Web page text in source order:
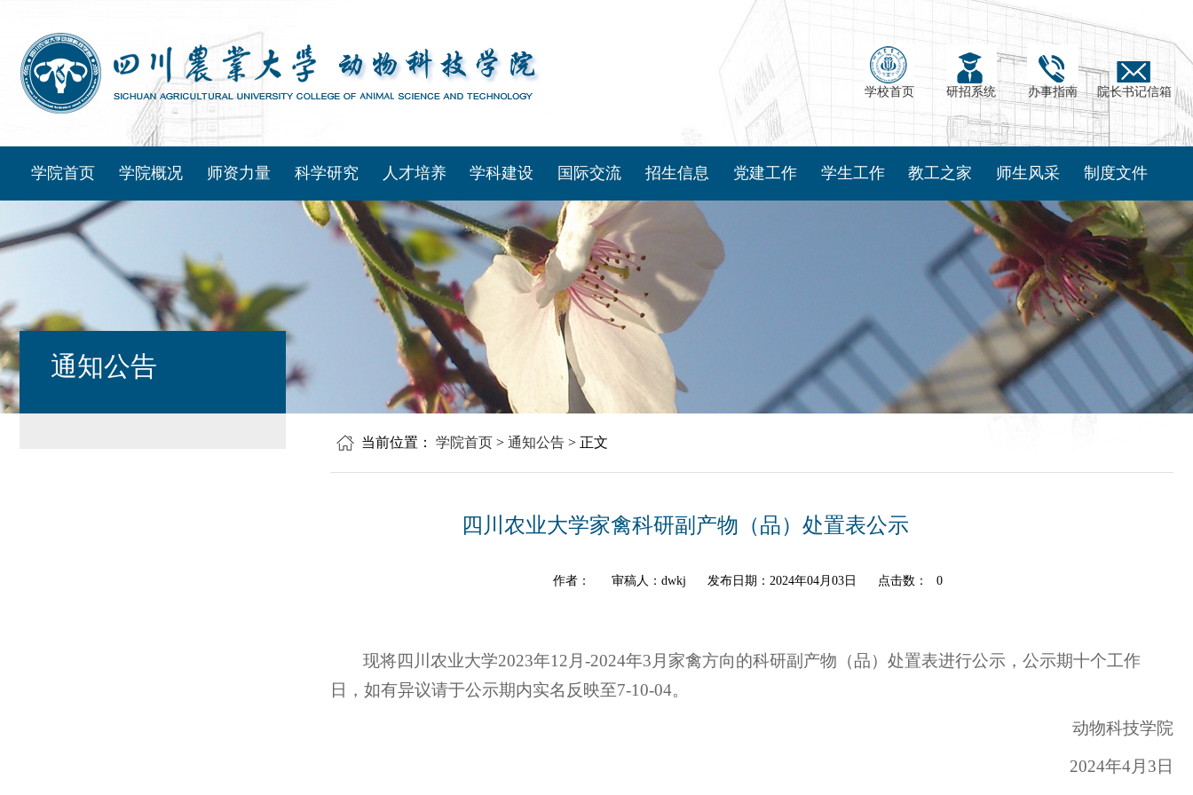
学校首页 研招系统 办事指南 院长书记信箱
学院首页 学院概况 师资力量 科学研究 人才培养 学科建设 国际交流 招生信息 党建工作 学生工作 教工之家 师生风采 制度文件
通知公告
当前位置： 学院首页 > 通知公告 > 正文
四川农业大学家禽科研副产物（品）处置表公示
作者： 审稿人：dwkj 发布日期：2024年04月03日 点击数： 0
现将四川农业大学2023年12月-2024年3月家禽方向的科研副产物（品）处置表进行公示，公示期十个工作
日，如有异议请于公示期内实名反映至7-10-04。
动物科技学院
2024年4月3日